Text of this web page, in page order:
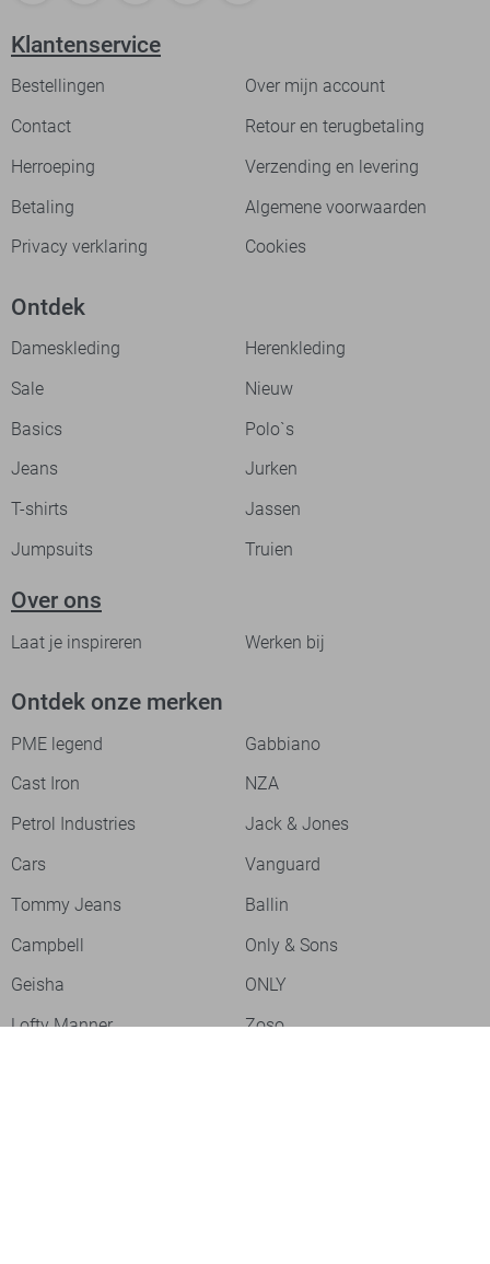
Klantenservice
Bestellingen
Over mijn account
Contact
Retour en terugbetaling
Herroeping
Verzending en levering
Betaling
Algemene voorwaarden
Privacy verklaring
Cookies
Ontdek
Dameskleding
Herenkleding
Sale
Nieuw
Basics
Polo`s
Jeans
Jurken
T-shirts
Jassen
Jumpsuits
Truien
Over ons
Laat je inspireren Werken bij
Ontdek onze merken
PME legend
Gabbiano
Cast Iron
NZA
Petrol Industries
Jack & Jones
Cars
Vanguard
Tommy Jeans
Ballin
Campbell
Only & Sons
Geisha
ONLY
Lofty Manner
Zoso